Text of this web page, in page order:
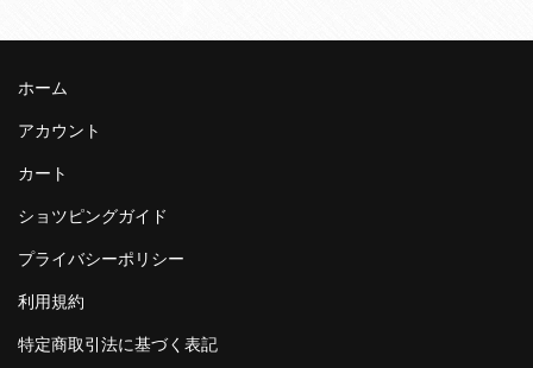
ホーム
アカウント
カート
ショツピングガイド
プライバシーポリシー
利用規約
特定商取引法に基づく表記